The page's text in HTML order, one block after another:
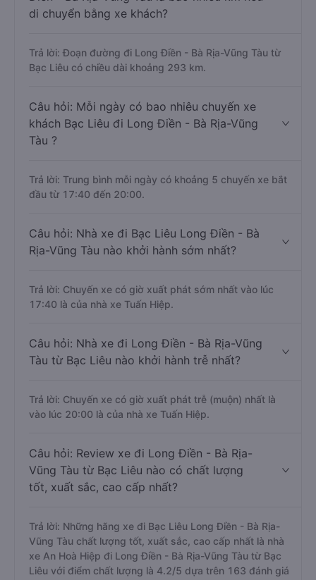
di chuyển bằng xe khách?
Trả lời: Đoạn đường đi Long Điền - Bà Rịa-Vũng Tàu từ
Bạc Liêu có chiều dài khoảng 293 km.
Câu hỏi: Mỗi ngày có bao nhiêu chuyến xe
khách Bạc Liêu đi Long Điền - Bà Rịa-Vũng
Tàu ?
Trả lời: Trung bình mỗi ngày có khoảng 5 chuyến xe bắt
đầu từ 17:40 đến 20:00.
Câu hỏi: Nhà xe đi Bạc Liêu Long Điền - Bà
Rịa-Vũng Tàu nào khởi hành sớm nhất?
Trả lời: Chuyến xe có giờ xuất phát sớm nhất vào lúc
17:40 là của nhà xe Tuấn Hiệp.
Câu hỏi: Nhà xe đi Long Điền - Bà Rịa-Vũng
Tàu từ Bạc Liêu nào khởi hành trễ nhất?
Trả lời: Chuyến xe có giờ xuất phát trễ (muộn) nhất là
vào lúc 20:00 là của nhà xe Tuấn Hiệp.
Câu hỏi: Review xe đi Long Điền - Bà Rịa-
Vũng Tàu từ Bạc Liêu nào có chất lượng
tốt, xuất sắc, cao cấp nhất?
Trả lời: Những hãng xe đi Bạc Liêu Long Điền - Bà Rịa-
Vũng Tàu chất lượng tốt, xuất sắc, cao cấp nhất là nhà
xe An Hoà Hiệp đi Long Điền - Bà Rịa-Vũng Tàu từ Bạc
Liêu với điểm chất lượng là 4.2/5 dựa trên 163 đánh giá